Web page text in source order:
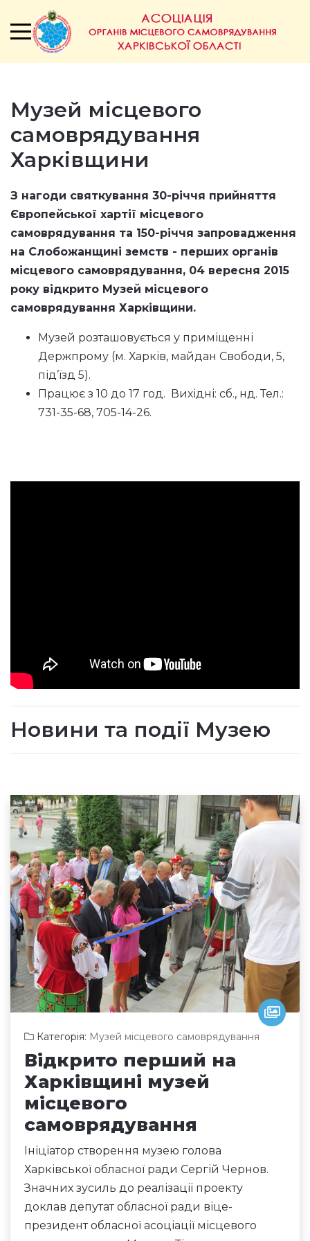
Музей місцевого
самоврядування
Харківщини
З нагоди святкування 30-річчя прийняття
Європейської хартії місцевого
самоврядування та 150-річчя запровадження
на Слобожанщині земств - перших органів
місцевого самоврядування, 04 вересня 2015
року відкрито Музей місцевого
самоврядування Харківщини.
Музей розташовується у приміщенні
Держпрому (м. Харків, майдан Свободи, 5,
під’їзд 5).
Працює з 10 до 17 год. Вихідні: сб., нд. Тел.:
731-35-68, 705-14-26.
Новини та події Музею
Категорія: Музей місцевого самоврядування
Відкрито перший на
Харківщині музей
місцевого
самоврядування
Ініціатор створення музею голова
Харківської обласної ради Сергій Чернов.
Значних зусиль до реалізації проекту
доклав депутат обласної ради віце-
президент обласної асоціації місцевого